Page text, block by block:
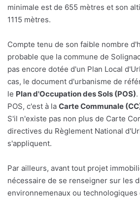
minimale est de 655 mètres et son
1115 mètres.
Compte tenu de son faible nombre
probable que la commune de
pas encore dotée d'un Plan Local
cas, le document d'urbanisme de
le Plan d'Occupation des Sols (POS)
POS, c'est à la Carte Communale
S'il n'existe pas non plus de Carte
directives du Règlement National
s'appliquent.
Par ailleurs, avant tout projet
nécessaire de se renseigner sur les
environnemenaux ou